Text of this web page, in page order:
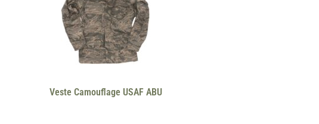
Veste Camouflage USAF ABU